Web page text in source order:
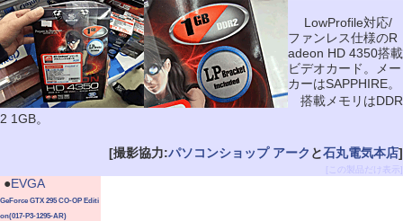
LowProfile対応/
ファンレス仕様のR
adeon HD 4350搭載
ビデオカード。メー
カーはSAPPHIRE。
搭載メモリはDDR
2 1GB。
[撮影協力:パソコンショップ アーク と石丸電気本店]
[この製品だけ表示]
●EVGA
GeForce GTX 295 CO-OP Editi
on(017-P3-1295-AR)